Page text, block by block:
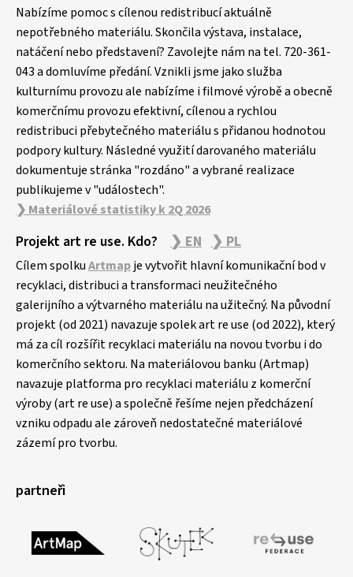
Nabízíme pomoc s cílenou redistribucí aktuálně
nepotřebného materiálu. Skončila výstava, instalace,
natáčení nebo představení? Zavolejte nám na tel. 720-361-
043 a domluvíme předání. Vznikli jsme jako služba
kulturnímu provozu ale nabízíme i filmové výrobě a obecně
komerčnímu provozu efektivní, cílenou a rychlou
redistribuci přebytečného materiálu s přidanou hodnotou
podpory kultury. Následné využití darovaného materiálu
dokumentuje stránka "rozdáno" a vybrané realizace
publikujeme v "událostech".
❯ Materiálové statistiky k 2Q 2026
Projekt art re use. Kdo? ❯ EN ❯ PL
Cílem spolkuArtmapje vytvořit hlavní komunikační bod v
recyklaci, distribuci a transformaci neužitečného
galerijního a výtvarného materiálu na užitečný. Na původní
projekt (od 2021) navazuje spolek art re use (od 2022), který
má za cíl rozšířit recyklaci materiálu na novou tvorbu i do
komerčního sektoru. Na materiálovou banku (Artmap)
navazuje platforma pro recyklaci materiálu z komerční
výroby (art re use) a společně řešíme nejen předcházení
vzniku odpadu ale zároveň nedostatečné materiálové
zázemí pro tvorbu.
partneři